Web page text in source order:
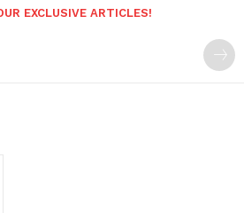
EXCLUSIVE ARTICLES!